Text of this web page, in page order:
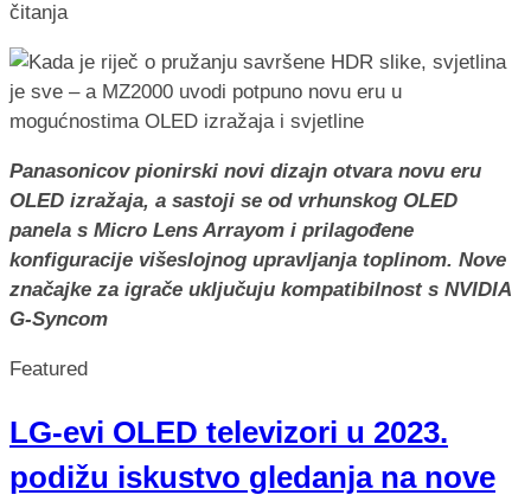
čitanja
Panasonicov pionirski novi dizajn otvara novu eru
OLED izražaja, a sastoji se od vrhunskog OLED
panela s Micro Lens Arrayom i prilagođene
konfiguracije višeslojnog upravljanja toplinom. Nove
značajke za igrače uključuju kompatibilnost s NVIDIA
G-Syncom
Featured
LG-evi OLED televizori u 2023.
podižu iskustvo gledanja na nove